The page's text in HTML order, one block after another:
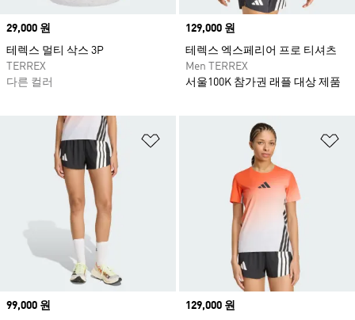
Price
29,000 원
테렉스 멀티 삭스 3P
TERREX
다른 컬러
Price
129,000 원
테렉스 엑스페리어 프로 티셔츠
Men TERREX
서울100K 참가권 래플 대상 제품
위시리스트 담기
Price
99,000 원
Price
129,000 원